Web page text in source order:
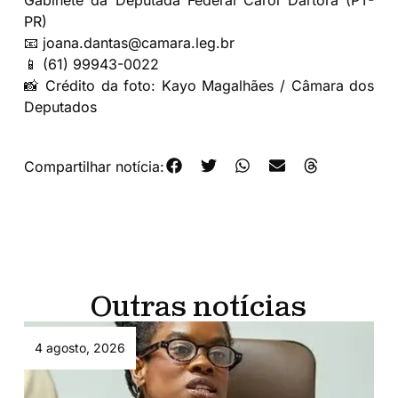
PR)
📧 joana.dantas@camara.leg.br
📱 (61) 99943-0022
📸 Crédito da foto: Kayo Magalhães / Câmara dos
Deputados
Compartilhar notícia:
Outras notícias
4 agosto, 2026